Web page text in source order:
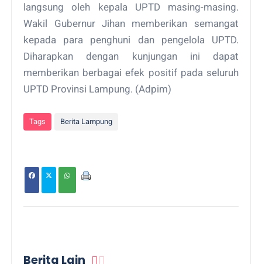
langsung oleh kepala UPTD masing-masing.
Wakil Gubernur Jihan memberikan semangat
kepada para penghuni dan pengelola UPTD.
Diharapkan dengan kunjungan ini dapat
memberikan berbagai efek positif pada seluruh
UPTD Provinsi Lampung. (Adpim)
Tags Berita Lampung
Berita Lain